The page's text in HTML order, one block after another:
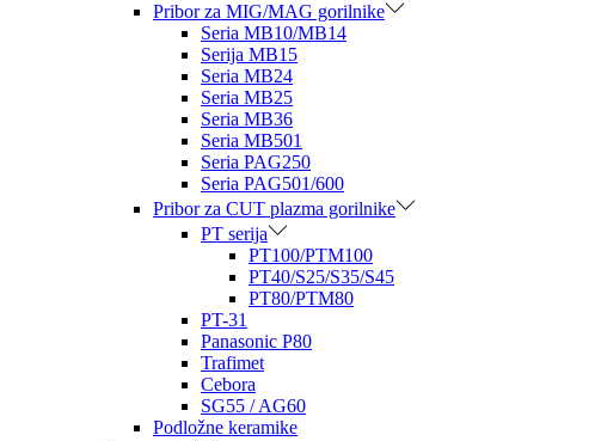
Pribor za MIG/MAG gorilnike
Seria MB10/MB14
Serija MB15
Seria MB24
Seria MB25
Seria MB36
Seria MB501
Seria PAG250
Seria PAG501/600
Pribor za CUT plazma gorilnike
PT serija
PT100/PTM100
PT40/S25/S35/S45
PT80/PTM80
PT-31
Panasonic P80
Trafimet
Cebora
SG55 / AG60
Podložne keramike